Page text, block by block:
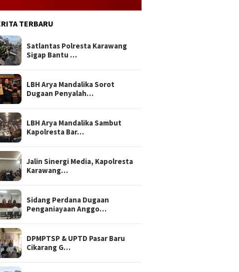
TERBARU
Satlantas Polresta Karawang
Sigap Bantu …
LBH Arya Mandalika Sorot
Dugaan Penyalah…
LBH Arya Mandalika Sambut
Kapolresta Bar…
Jalin Sinergi Media, Kapolresta
Karawang…
Sidang Perdana Dugaan
Penganiayaan Anggo…
DPMPTSP & UPTD Pasar Baru
Cikarang G…